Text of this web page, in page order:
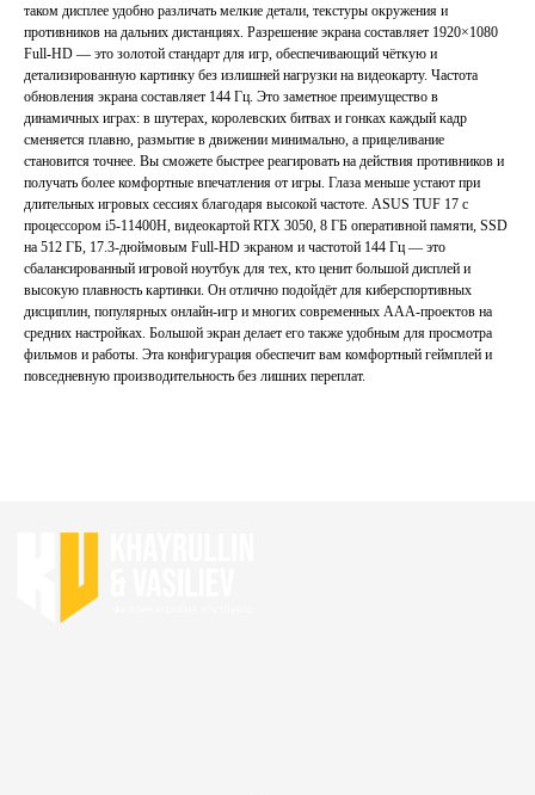
таком дисплее удобно различать мелкие детали, текстуры окружения и
противников на дальних дистанциях. Разрешение экрана составляет 1920×1080
Full-HD — это золотой стандарт для игр, обеспечивающий чёткую и
детализированную картинку без излишней нагрузки на видеокарту. Частота
обновления экрана составляет 144 Гц. Это заметное преимущество в
динамичных играх: в шутерах, королевских битвах и гонках каждый кадр
сменяется плавно, размытие в движении минимально, а прицеливание
становится точнее. Вы сможете быстрее реагировать на действия противников и
получать более комфортные впечатления от игры. Глаза меньше устают при
длительных игровых сессиях благодаря высокой частоте. ASUS TUF 17 с
процессором i5-11400H, видеокартой RTX 3050, 8 ГБ оперативной памяти, SSD
на 512 ГБ, 17.3-дюймовым Full-HD экраном и частотой 144 Гц — это
сбалансированный игровой ноутбук для тех, кто ценит большой дисплей и
высокую плавность картинки. Он отлично подойдёт для киберспортивных
дисциплин, популярных онлайн-игр и многих современных ААА-проектов на
средних настройках. Большой экран делает его также удобным для просмотра
фильмов и работы. Эта конфигурация обеспечит вам комфортный геймплей и
повседневную производительность без лишних переплат.
ИП Хайруллин Ильдар Тагирович
ОГРНИП 324774600152309
Главная
Акции
Контакты
Преимущества
Отзывы
Каталог
Ноутбуки бу
Игровые ноутбуки бу
Ноутбуки для работы бу
Ноутбуки для учебы бу